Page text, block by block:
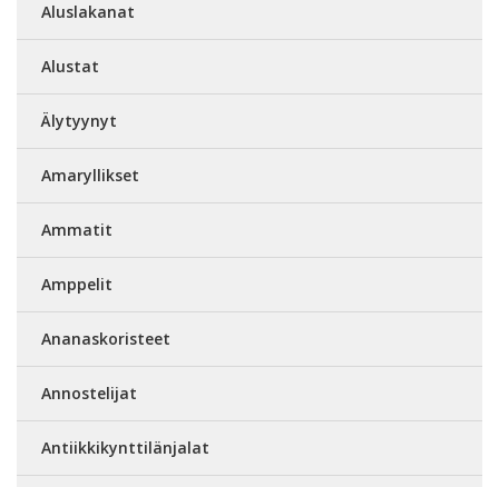
Aluslakanat
Alustat
Älytyynyt
Amaryllikset
Ammatit
Amppelit
Ananaskoristeet
Annostelijat
Antiikkikynttilänjalat